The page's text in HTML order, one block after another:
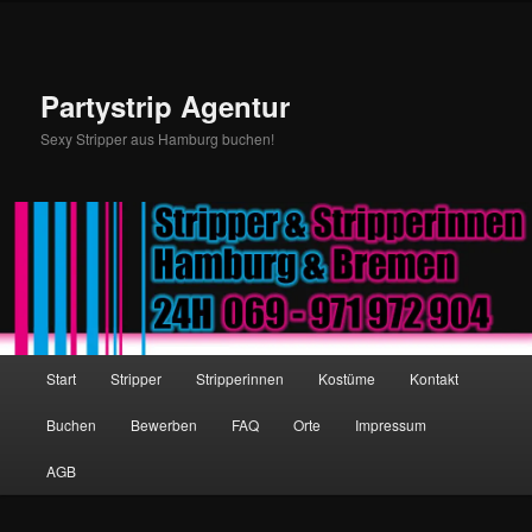
Partystrip Agentur
Sexy Stripper aus Hamburg buchen!
Zum Inhalt wechseln
Zum sekundären Inhalt wechseln
Start Stripper Stripperinnen Kostüme Kontakt
Buchen Bewerben FAQ Orte Impressum
AGB